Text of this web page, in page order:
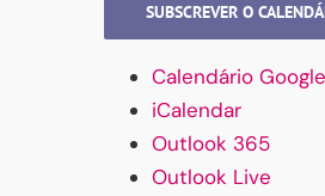
SUBSCREVER O
Calendário Google
iCalendar
Outlook 365
Outlook Live